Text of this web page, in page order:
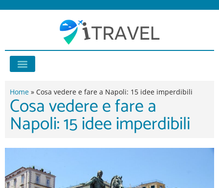
contenuto
Home » Cosa vedere e fare a Napoli: 15 idee imperdibili
Cosa vedere e fare a
Napoli: 15 idee imperdibili